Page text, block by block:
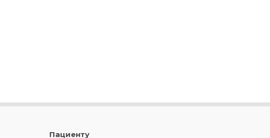
Пациенту